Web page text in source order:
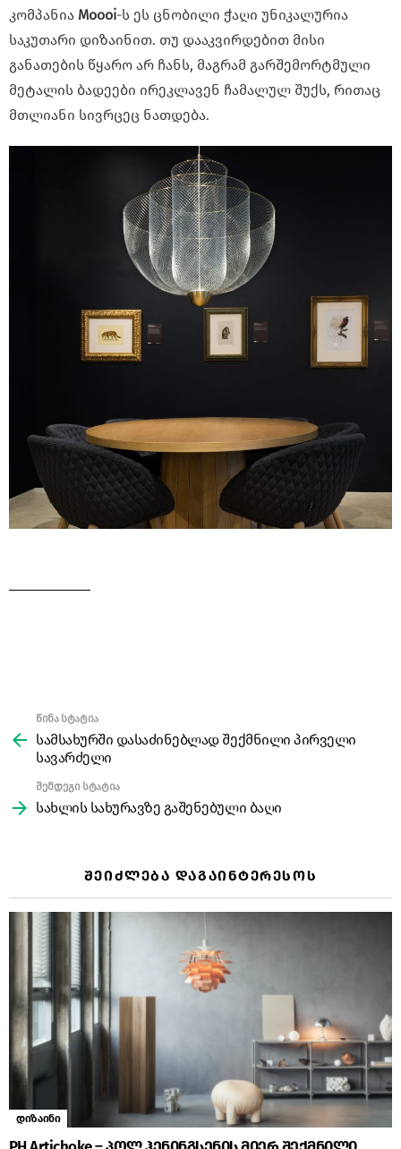
კომპანია Moooi-ს ეს ცნობილი ჭაღი უნიკალურია
საკუთარი დიზაინით. თუ დააკვირდებით მისი
განათების წყარო არ ჩანს, მაგრამ გარშემორტმული
მეტალის ბადეები ირეკლავენ ჩამალულ შუქს, რითაც
მთლიანი სივრცეც ნათდება.
more
წინა სტატია
სამსახურში დასაძინებლად შექმნილი პირველი
სავარძელი
შემდეგი სტატია
სახლის სახურავზე გაშენებული ბაღი
ᲨᲔᲘᲫᲚᲔᲑᲐ ᲓᲐᲒᲐᲘᲜᲢᲔᲠᲔᲡᲝᲡ
დიზაინი